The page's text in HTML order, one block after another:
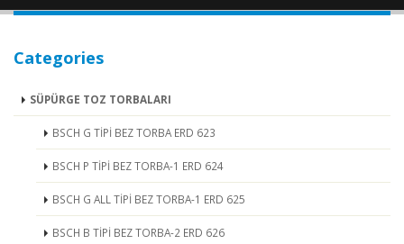
Categories
SÜPÜRGE TOZ TORBALARI
BSCH G TİPİ BEZ TORBA ERD 623
BSCH P TİPİ BEZ TORBA-1 ERD 624
BSCH G ALL TİPİ BEZ TORBA-1 ERD 625
BSCH B TİPİ BEZ TORBA-2 ERD 626